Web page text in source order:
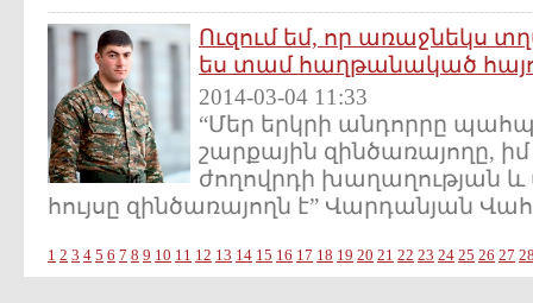
Ուզում եմ, որ առաջնեկս
ես տամ հաղթանակած
2014-03-04 11:33
“Մեր երկրի անդորրը
շարքային զինծառայողը,
ժողովրդի խաղաղության
հույսը զինծառայողն է” Վարդանյան
1 2 3 4 5 6 7 8 9 10 11 12 13 14 15 16 17 18 19 20 21 22 23 24 25 26 27